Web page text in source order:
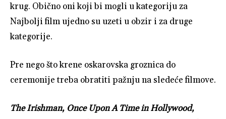
krug. Obično oni koji bi mogli u kategoriju za
Najbolji film ujedno su uzeti u obzir i za druge
kategorije.
Pre nego što krene oskarovska groznica do
ceremonije treba obratiti pažnju na sledeće filmove.
The Irishman, Once Upon A Time in Hollywood,